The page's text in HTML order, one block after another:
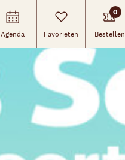
Agenda Favorieten
0
Bestellen